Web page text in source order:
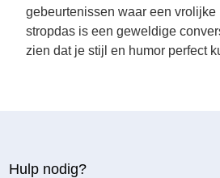
gebeurtenissen waar een vrolijke
stropdas is een geweldige
zien dat je stijl en humor perfect
Hulp nodig?